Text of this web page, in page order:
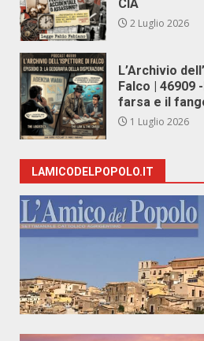
CIA
2 Luglio 2026
L’Archivio
Falco | 46909
farsa e il
1 Luglio 2026
LAMICODELPOPOLO.IT